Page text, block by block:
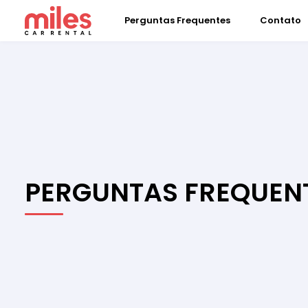
Perguntas Frequentes Contato
PERGUNTAS